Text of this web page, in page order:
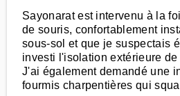
Sayonarat est intervenu à la
de souris, confortablement
sous-sol et que je suspectais
investi l'isolation extérieure de
J'ai également demandé une
fourmis charpentières qui